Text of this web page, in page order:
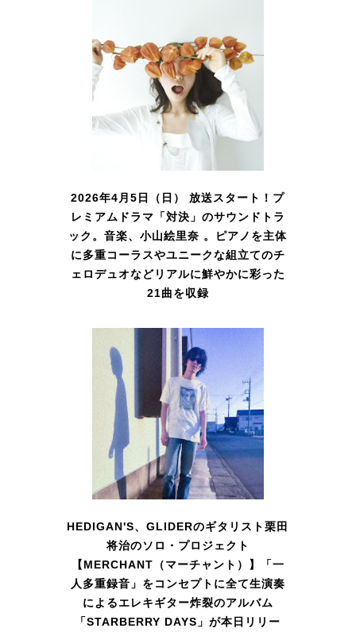
2026年4月5日（日） 放送スタート！プ
レミアムドラマ「対決」のサウンドトラ
ック。音楽、小山絵里奈 。ピアノを主体
に多重コーラスやユニークな組立てのチ
ェロデュオなどリアルに鮮やかに彩った
21曲を収録
HEDIGAN'S、GLIDERのギタリスト栗田
将治のソロ・プロジェクト
【MERCHANT（マーチャント）】「一
人多重録音」をコンセプトに全て生演奏
によるエレキギター炸裂のアルバム
「STARBERRY DAYS」が本日リリー